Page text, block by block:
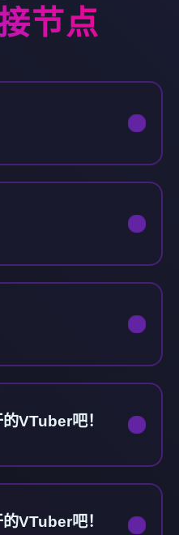
节点
VTuber吧！
VTuber吧！